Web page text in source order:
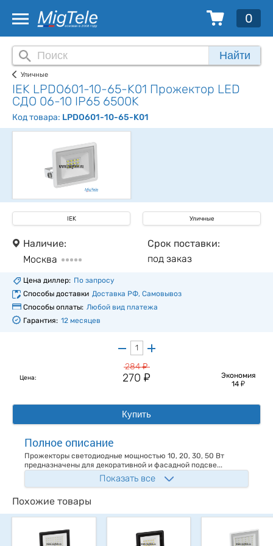
0
Найти
Уличные
IEK LPDO601-10-65-K01 Прожектор LED
СДО 06-10 IP65 6500K
Код товара: LPDO601-10-65-K01
IEK Уличные
Наличие:
Москва
Срок поставки:
под заказ
Цена диллер: По запросу
Способы доставки Доставка РФ, Самовывоз
Способы оплаты: Любой вид платежа
Гарантия: 12 месяцев
Цена:
284у
270у
Экономия
14у
Купить
Полное описание
Прожекторы светодиодные мощностью 10, 20, 30, 50 Вт
предназначены для декоративной и фасадной подсве...
Показать все
Похожие товары